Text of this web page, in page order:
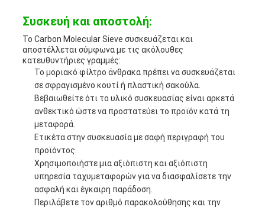
Συσκευή και αποστολή:
Το Carbon Molecular Sieve συσκευάζεται και
αποστέλλεται σύμφωνα με τις ακόλουθες
κατευθυντήριες γραμμές:
Το μοριακό φίλτρο άνθρακα πρέπει να συσκευάζεται
σε σφραγισμένο κουτί ή πλαστική σακούλα.
Βεβαιωθείτε ότι το υλικό συσκευασίας είναι αρκετά
ανθεκτικό ώστε να προστατεύει το προϊόν κατά τη
μεταφορά.
Ετικέτα στην συσκευασία με σαφή περιγραφή του
προϊόντος.
Χρησιμοποιήστε μια αξιόπιστη και αξιόπιστη
υπηρεσία ταχυμεταφορών για να διασφαλίσετε την
ασφαλή και έγκαιρη παράδοση.
Περιλάβετε τον αριθμό παρακολούθησης και την